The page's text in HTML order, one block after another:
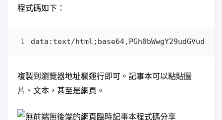
程式碼如下：
複製到瀏覽器地址欄運行即可。記事本可以粘貼圖
片、文本，甚至是網頁。